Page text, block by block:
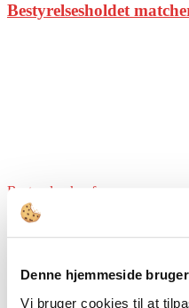
Denne hjemmeside
Vi bruger cookies til at
Bestyrelsesholdet
Bestyrelseskonferencer
Gense Power Points fra